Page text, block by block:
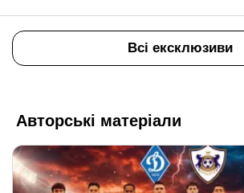
Всі ексклюзиви
Авторські матеріали